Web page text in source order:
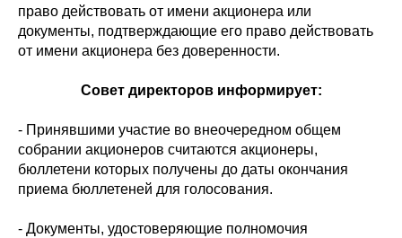
право действовать от имени акционера или
документы, подтверждающие его право действовать
от имени акционера без доверенности.
Совет директоров информирует:
- Принявшими участие во внеочередном общем
собрании акционеров считаются акционеры,
бюллетени которых получены до даты окончания
приема бюллетеней для голосования.
- Документы, удостоверяющие полномочия